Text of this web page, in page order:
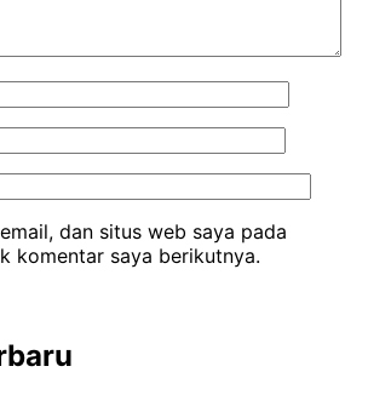
dan situs web saya pada
komentar saya berikutnya.